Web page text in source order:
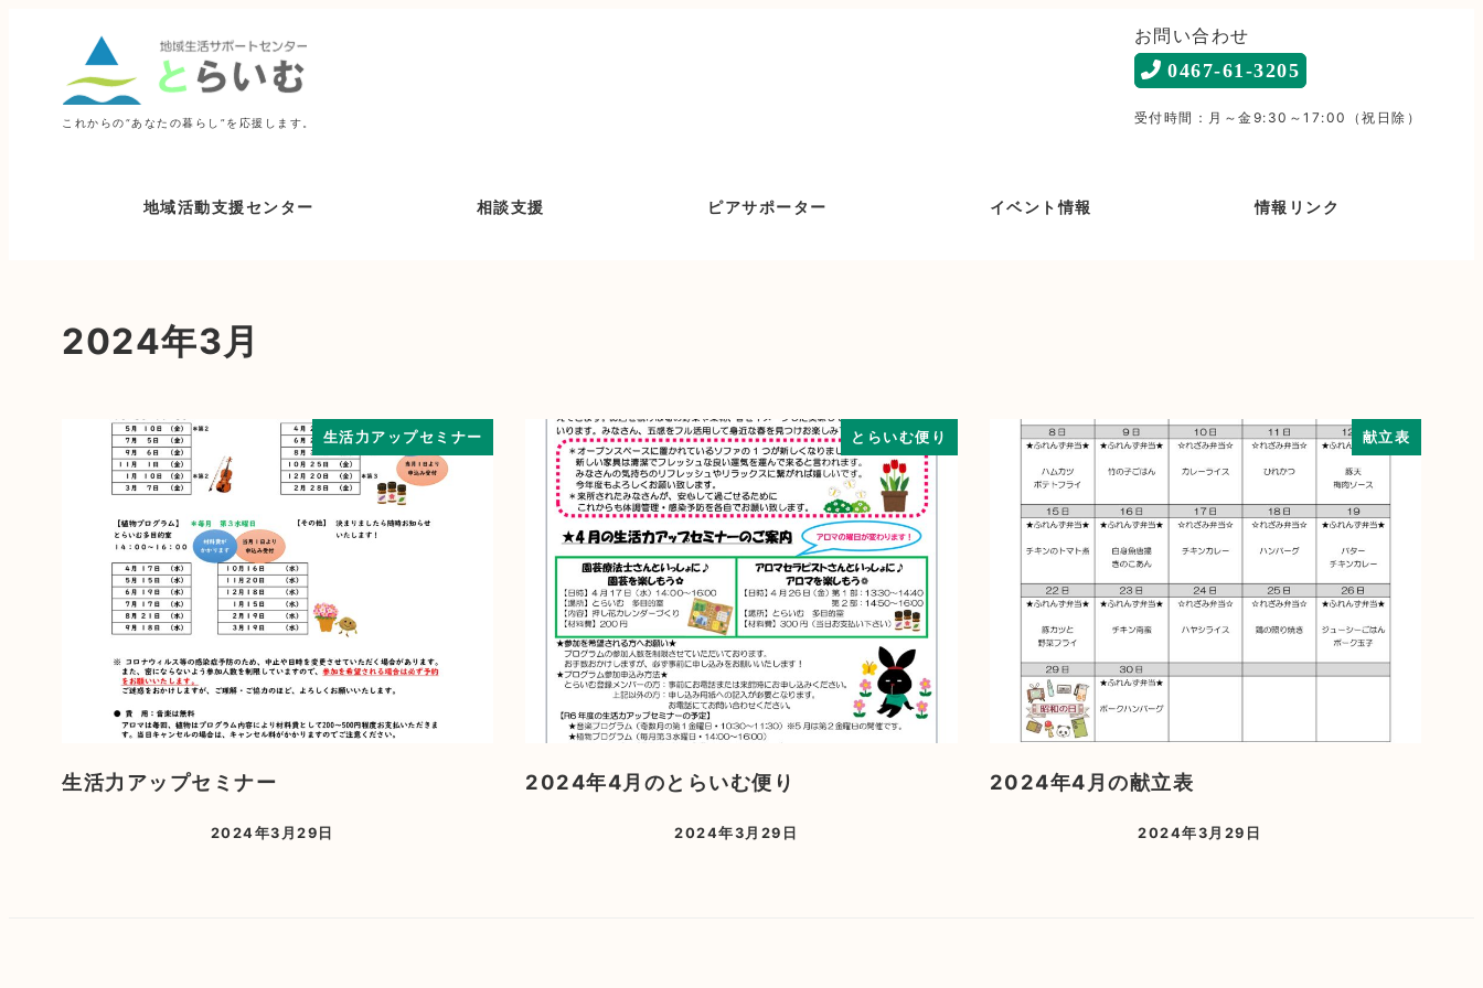
これからの“あなたの暮らし”を応援します。
お問い合わせ
0467-61-3205
受付時間：月～金9:30～17:00（祝日除）
地域活動支援センター 相談支援 ピアサポーター イベント情報 情報リンク
2024年3月
生活力アップセミナー
生活力アップセミナー
2024年3月29日
とらいむ便り
2024年4月のとらいむ便り
2024年3月29日
献立表
2024年4月の献立表
2024年3月29日